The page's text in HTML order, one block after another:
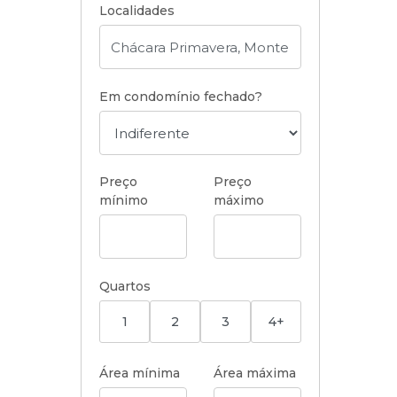
Localidades
Em condomínio fechado?
Preço
mínimo
Preço
máximo
Quartos
1 2 3 4+
Área mínima Área máxima